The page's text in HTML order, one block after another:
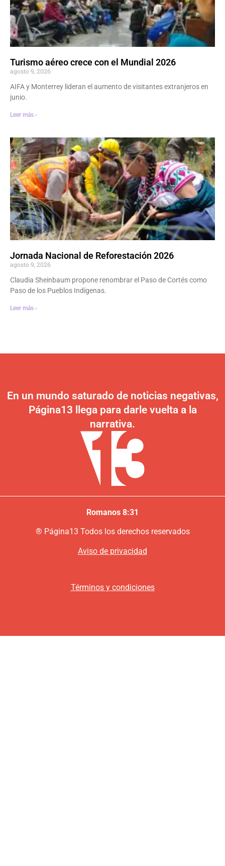
Turismo aéreo crece con el Mundial 2026
agosto 9, 2026
AIFA y Monterrey lideran el aumento de visitantes extranjeros en
junio.
Leer más ›
Jornada Nacional de Reforestación 2026
agosto 9, 2026
Claudia Sheinbaum propone renombrar el Paso de Cortés como
Paso de los Pueblos Indígenas.
Leer más ›
En un mundo saturado de noticias negativas,
Página13 llega para darle vuelta a la
narrativa.
Romanos 8:31
® Página13 Todos los derechos reservados
Aviso de privacidad
Términos y condiciones